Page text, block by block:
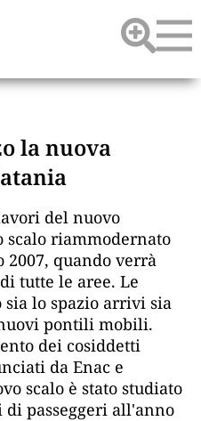
la nuova
del nuovo
scalo riammodernato
2007, quando verrà
tutte le aree. Le
lo spazio arrivi sia
pontili mobili.
dei cosiddetti
da Enac e
scalo è stato studiato
passeggeri all'anno